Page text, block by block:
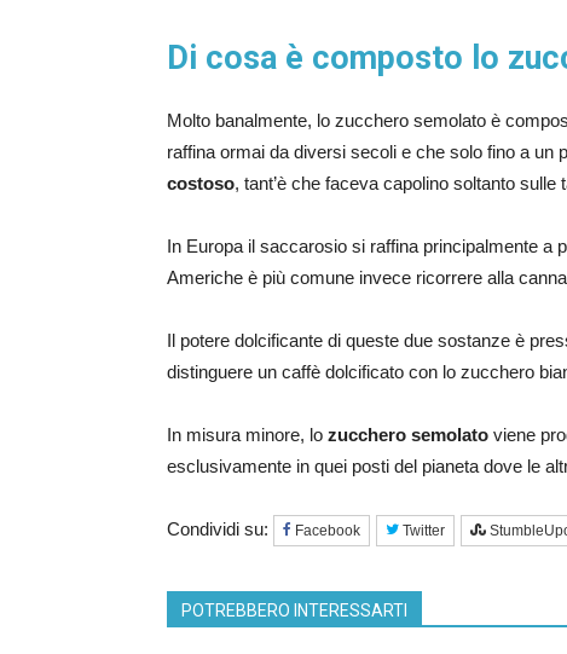
Di cosa è composto lo
Molto banalmente, lo zucchero semolato è
raffina ormai da diversi secoli e che solo fino a un
costoso, tant’è che faceva capolino soltanto sulle
In Europa il saccarosio si raffina principalmente a
Americhe è più comune invece ricorrere alla
Il potere dolcificante di queste due sostanze è
distinguere un caffè dolcificato con lo zucchero
In misura minore, lo zucchero semolato viene
esclusivamente in quei posti del pianeta dove le
Condividi su: Facebook Twitter
POTREBBERO INTERESSARTI